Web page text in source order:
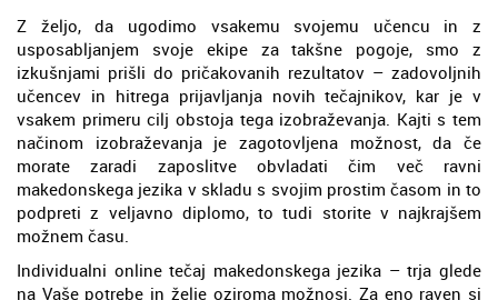
Z željo, da ugodimo vsakemu svojemu učencu in z
usposabljanjem svoje ekipe za takšne pogoje, smo z
izkušnjami prišli do pričakovanih rezultatov – zadovoljnih
učencev in hitrega prijavljanja novih tečajnikov, kar je v
vsakem primeru cilj obstoja tega izobraževanja. Kajti s tem
načinom izobraževanja je zagotovljena možnost, da če
morate zaradi zaposlitve obvladati čim več ravni
makedonskega jezika v skladu s svojim prostim časom in to
podpreti z veljavno diplomo, to tudi storite v najkrajšem
možnem času.
Individualni online tečaj makedonskega jezika – trja glede
na Vaše potrebe in želje oziroma možnosi. Za eno raven si